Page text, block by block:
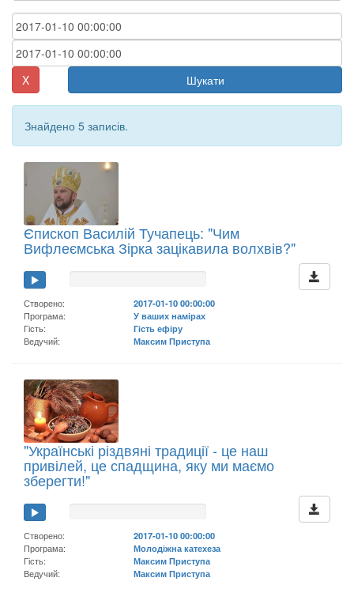
X Шукати
Знайдено 5 записів.
Єпископ Василій Тучапець: "Чим
Вифлеємська Зірка зацікавила волхвів?"
Створено:
2017-01-10 00:00:00
Програма:
У ваших намірах
Гість:
Гість ефіру
Ведучий:
Максим Приступа
"Українські різдвяні традиції - це наш
привілей, це спадщина, яку ми маємо
зберегти!"
Створено:
2017-01-10 00:00:00
Програма:
Молодіжна катехеза
Гість:
Максим Приступа
Ведучий:
Максим Приступа